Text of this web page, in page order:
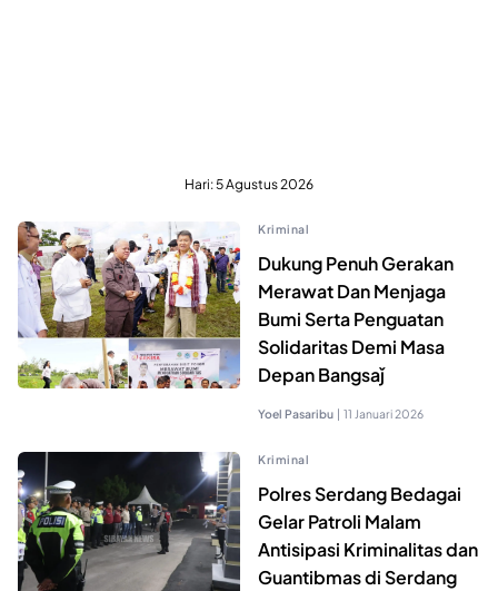
Hari:5 Agustus 2026
Kriminal
Dukung Penuh Gerakan
Merawat Dan Menjaga
Bumi Serta Penguatan
Solidaritas Demi Masa
Depan Bangsaǰ
Yoel Pasaribu | 11 Januari 2026
Kriminal
Polres Serdang Bedagai
Gelar Patroli Malam
Antisipasi Kriminalitas dan
Guantibmas di Serdang